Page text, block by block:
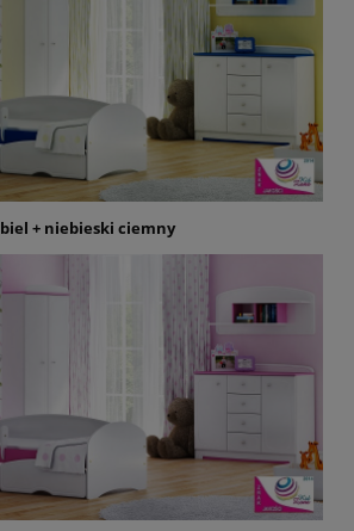
biel + niebieski ciemny